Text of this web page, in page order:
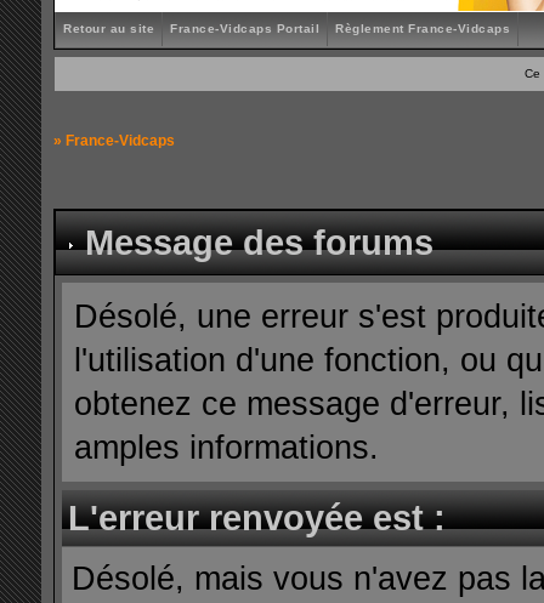
Retour au site France-Vidcaps Portail Règlement France-Vidcaps
Ce
» France-Vidcaps
Message des forums
Désolé, une erreur s'est
l'utilisation d'une fonction, ou
obtenez ce message d'erreur,
amples informations.
L'erreur renvoyée est :
Désolé, mais vous n'avez pas